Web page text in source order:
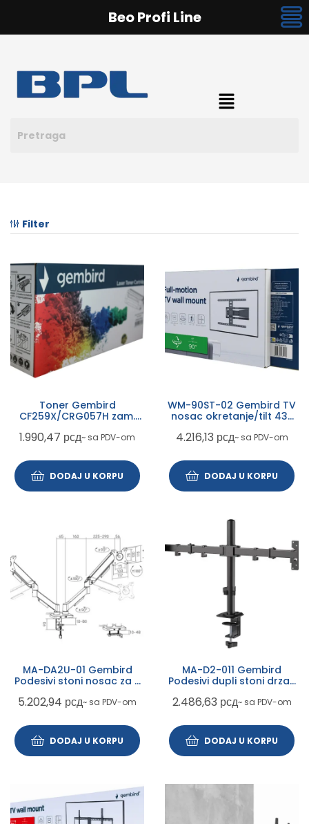
Filter
Toner Gembird
CF259X/CRG057H zam.
(sa cipom za CF259Xž za
1.990,47 рсд~ sa PDV-om
DODAJ U KORPU
WM-90ST-02 Gembird TV
nosac okretanje/tilt 43-
max 50kg, drzac
4.216,13 рсд~ sa PDV-om
DODAJ U KORPU
MA-DA2U-01 Gembird
Podesivi stoni nosac za 2
portovima, 17-32, 9kg
5.202,94 рсд~ sa PDV-om
DODAJ U KORPU
MA-D2-011 Gembird
Podesivi dupli stoni drzac
max.2x9kg (alt MA-D2-01)
2.486,63 рсд~ sa PDV-om
DODAJ U KORPU
Beo Profi Line